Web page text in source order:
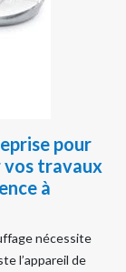
pour
vos travaux
à
nécessite
l’appareil de